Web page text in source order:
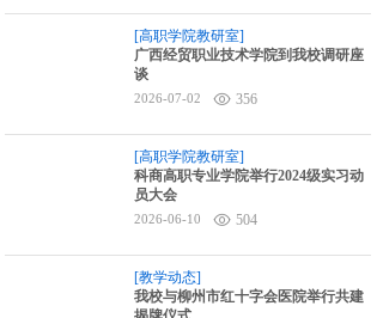
[高职学院教研室]
广西经贸职业技术学院到我校调研座
谈
2026-07-02 356
[高职学院教研室]
科商高职专业学院举行2024级实习动
员大会
2026-06-10 504
[教学动态]
我校与柳州市红十字会医院举行共建